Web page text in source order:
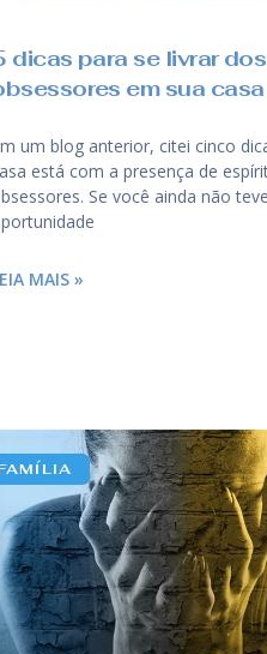
dicas para se livrar
em sua casa
um blog anterior, citei cinco
está com a presença de
Se você ainda não
MAIS »